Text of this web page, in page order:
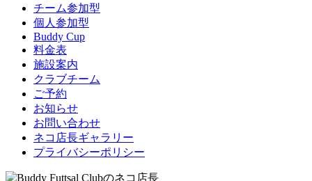
チーム参加型
個人参加型
Buddy Cup
料金表
施設案内
クラブチーム
ご予約
お知らせ
お問い合わせ
ネコ店長ギャラリー
プライバシーポリシー